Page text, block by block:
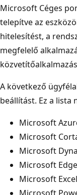
Microsoft Céges
telepítve az
hitelesítést, a
megfelelő
A következő
beállítást. Ez a lista
Microsoft
Microsoft
Microsoft
Microsoft Edge
Microsoft Excel